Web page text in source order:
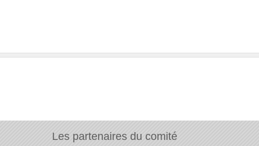
Les partenaires du comité